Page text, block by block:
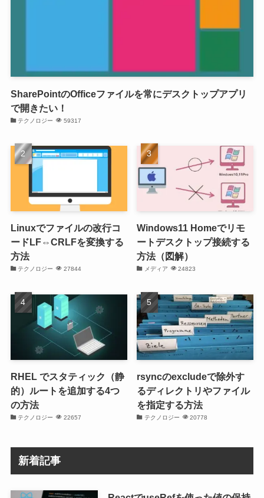
SharePointのOfficeファイルを常にデスクトップアプリ
で開きたい！
テクノロジー 59317
Linuxでファイルの改行コ
ードLF⇔CRLFを変換する
方法
テクノロジー 27844
Windows11 Homeでリモ
ートデスクトップ接続する
方法（図解）
メディア 24823
RHEL でスタティック（静
的）ルートを追加する4つ
の方法
テクノロジー 22657
rsyncのexcludeで除外す
るディレクトリやファイル
を指定する方法
テクノロジー 20778
新着記事